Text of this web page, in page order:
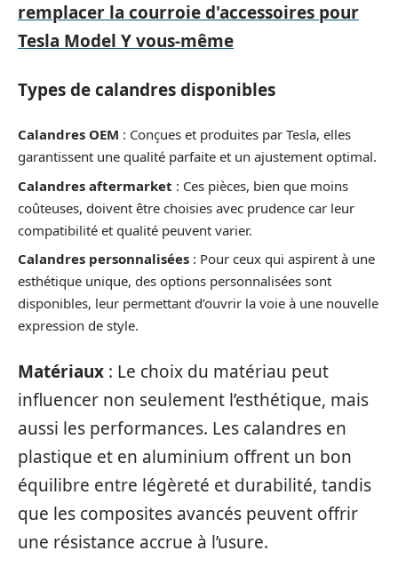
remplacer la courroie d'accessoires pour
Tesla Model Y vous-même
Types de calandres disponibles
Calandres OEM : Conçues et produites par Tesla, elles
garantissent une qualité parfaite et un ajustement optimal.
Calandres aftermarket : Ces pièces, bien que moins
coûteuses, doivent être choisies avec prudence car leur
compatibilité et qualité peuvent varier.
Calandres personnalisées : Pour ceux qui aspirent à une
esthétique unique, des options personnalisées sont
disponibles, leur permettant d’ouvrir la voie à une nouvelle
expression de style.
Matériaux : Le choix du matériau peut
influencer non seulement l’esthétique, mais
aussi les performances. Les calandres en
plastique et en aluminium offrent un bon
équilibre entre légèreté et durabilité, tandis
que les composites avancés peuvent offrir
une résistance accrue à l’usure.